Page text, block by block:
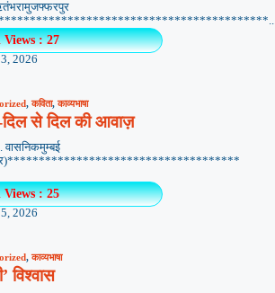
Views : 27
2026
,कविता,काव्यभाषा
दिल से दिल की आवाज़
Views : 25
2026
,काव्यभाषा
विश्वास